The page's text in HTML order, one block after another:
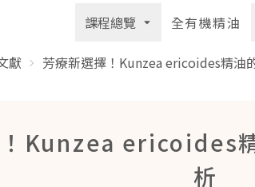
課程總覽 全有機精油
獻 芳療新選擇！Kunzea ericoides精油
Kunzea ericoides
析